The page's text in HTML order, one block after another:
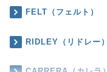
FELT（フェルト）
RIDLEY（リドレー）